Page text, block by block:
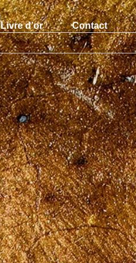
Livre d’or Contact